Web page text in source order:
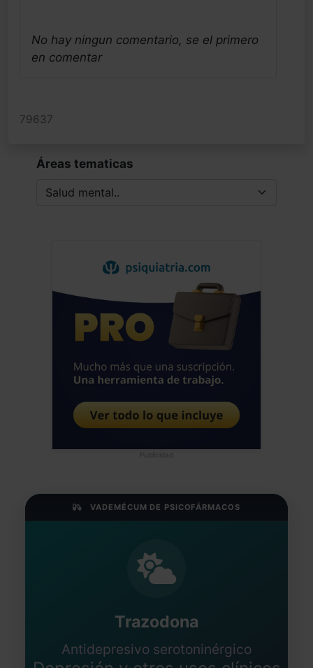
No hay ningun comentario, se el primero
en comentar
79637
Áreas tematicas
Publicidad
VADEMÉCUM DE PSICOFÁRMACOS
Trazodona
Antidepresivo serotoninérgico